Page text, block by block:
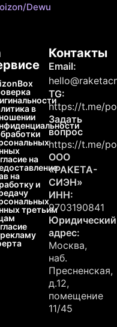
Dewu
в
на
на
и
третьим
Контакты
Email:
TG:
https://t.me/
Задать
вопрос
https://t.me/
ООО
«РАКЕТА-
СИЭН»
ИНН:
9703190841
Юридический
адрес:
Москва,
наб.
Пресненская,
д.12,
помещение
11/45